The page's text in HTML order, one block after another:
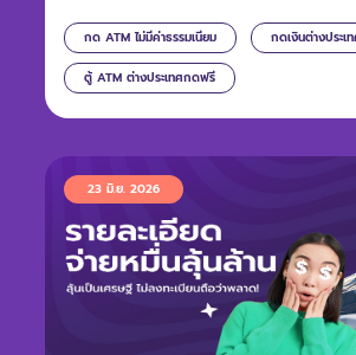
กด ATM ไม่มีค่าธรรมเนียม กดเงินต่างประเ
ตู้ ATM ต่างประเทศกดฟรี
23 มิ.ย. 2026